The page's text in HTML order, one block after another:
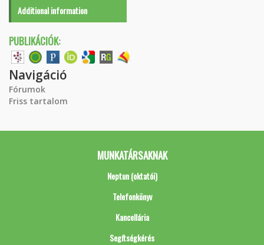
Additional information
PUBLIKÁCIÓK:
Navigáció
Fórumok
Friss tartalom
MUNKATÁRSAKNAK
Neptun (oktatói)
Telefonkönyv
Kancellária
Segítségkérés